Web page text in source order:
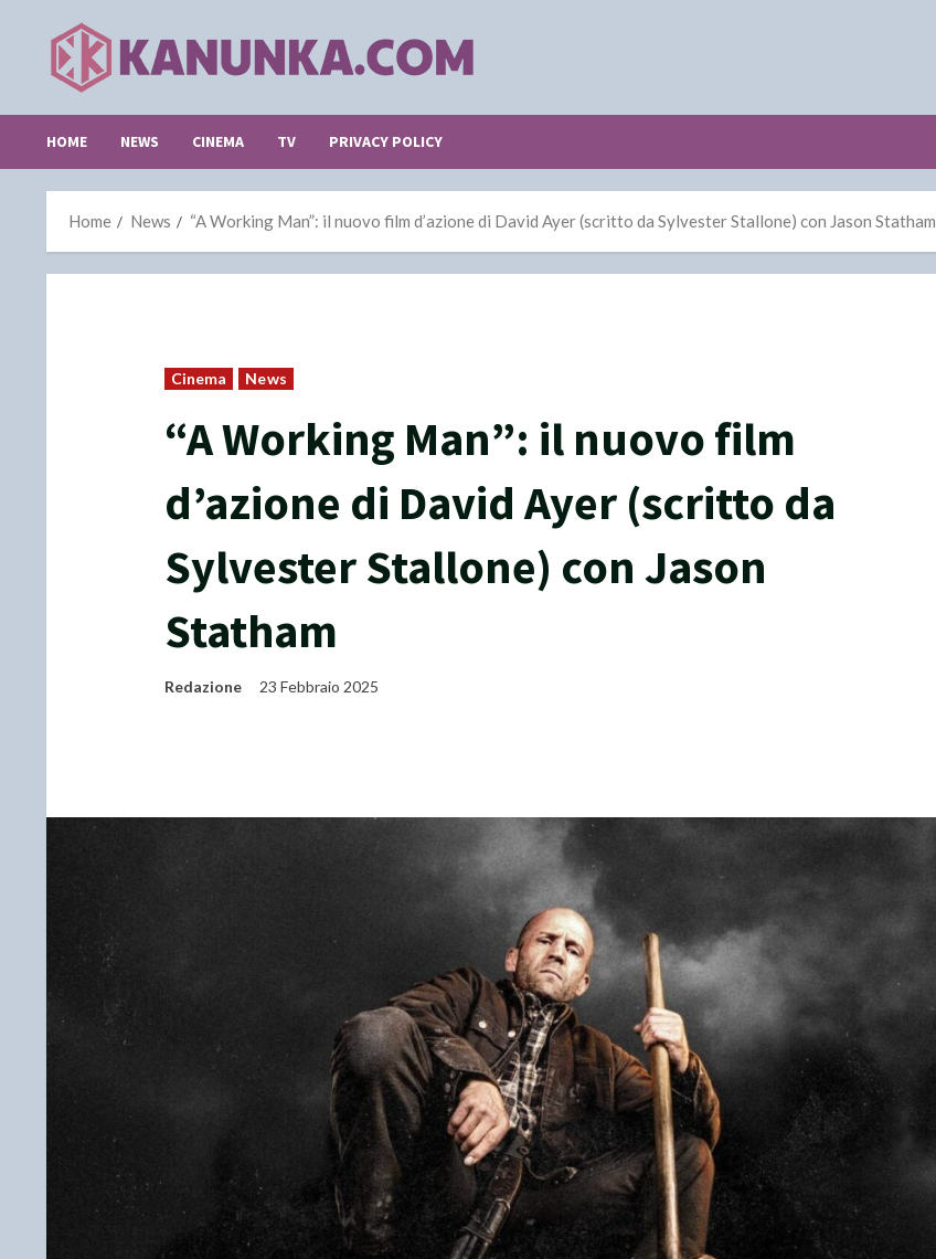
content
HOME NEWS CINEMA TV PRIVACY POLICY
Home News “A Working Man”: il nuovo film d’azione di David Ayer (scritto da Sylvester Stallone) con Jason Statham
Cinema News
“A Working Man”: il nuovo film
d’azione di David Ayer (scritto da
Sylvester Stallone) con Jason
Statham
Redazione 23 Febbraio 2025